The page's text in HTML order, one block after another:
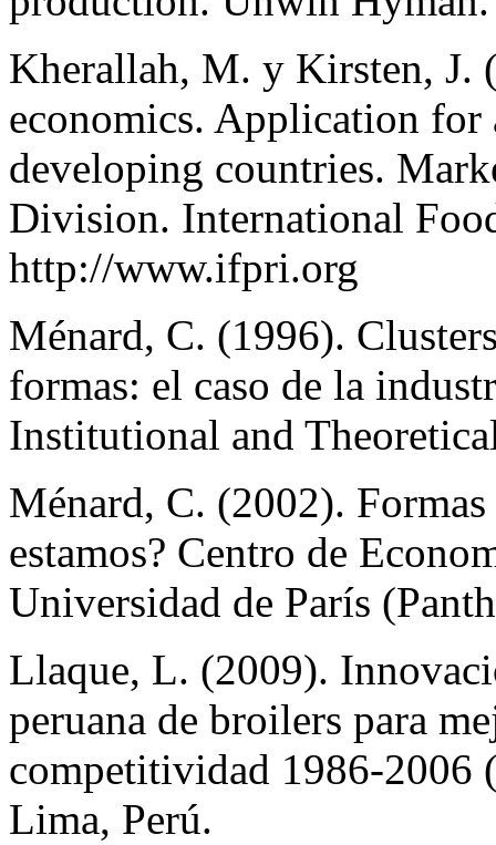
Kherallah, M. y Kirsten, J.
economics. Application
developing countries.
Division. International
http://www.ifpri.org
Ménard, C. (1996).
formas: el caso de la
Institutional and
Ménard, C. (2002).
estamos? Centro de
Universidad de París
Llaque, L. (2009).
peruana de broilers para
competitividad 1986-2006
Lima, Perú.